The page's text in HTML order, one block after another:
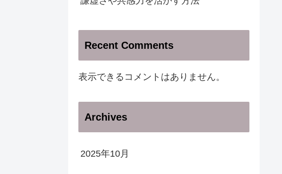
Recent Comments
表示できるコメントはありません。
Archives
2025年10月